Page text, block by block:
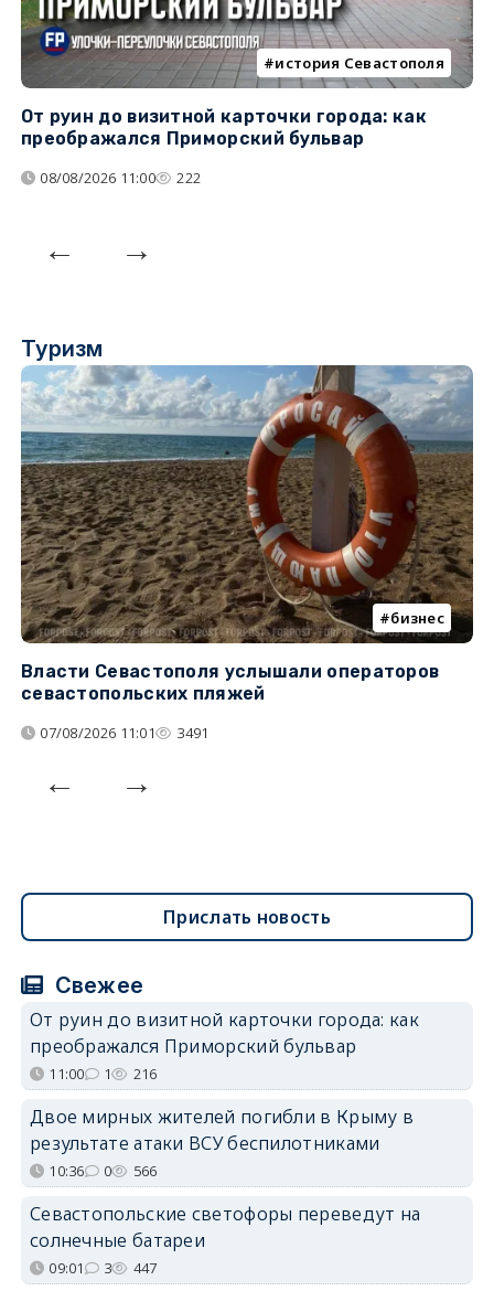
история Севастополя
От руин до визитной карточки города: как
преображался Приморский бульвар
08/08/2026 11:00 222
Туризм
бизнес
Власти Севастополя услышали операторов
севастопольских пляжей
07/08/2026 11:01 3491
Прислать новость
Свежее
От руин до визитной карточки города: как
преображался Приморский бульвар
11:00 1 216
Двое мирных жителей погибли в Крыму в
результате атаки ВСУ беспилотниками
10:36 0 566
Севастопольские светофоры переведут на
солнечные батареи
09:01 3 447